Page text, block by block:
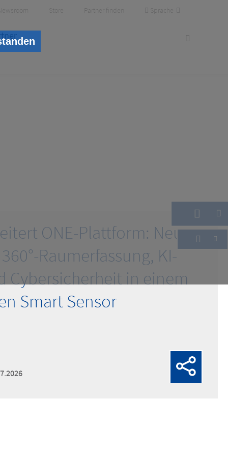
Newsroom Store Partner finden Sprache
ONE-Plattform: Neue
Raumerfassung, KI-
Cybersicherheit in einem
Smart Sensor